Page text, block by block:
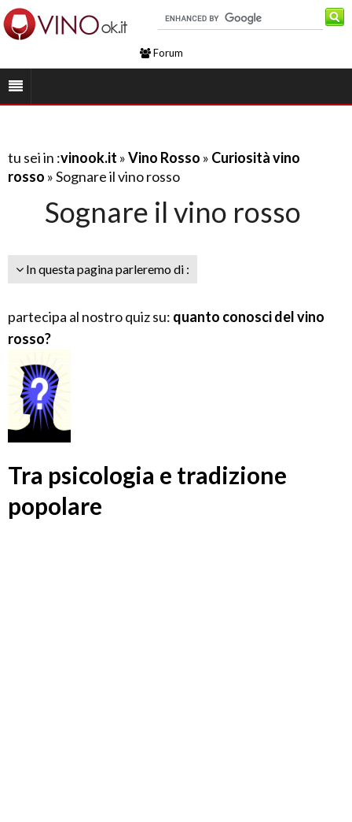
Forum
tu sei in :vinook.it »Vino Rosso » Curiosità vino
rosso » Sognare il vino rosso
Sognare il vino rosso
In questa pagina parleremo di :
partecipa al nostro quiz su: quanto conosci del vino
rosso?
Tra psicologia e tradizione
popolare